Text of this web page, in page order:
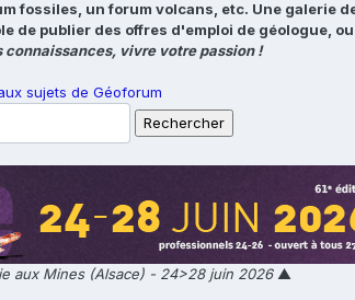
un forum volcans, etc. Une galerie
publier des offres d'emploi de géologue,
connaissances, vivre votre passion !
sujets de Géoforum
aux Mines (Alsace) - 24>28 juin 2026▲